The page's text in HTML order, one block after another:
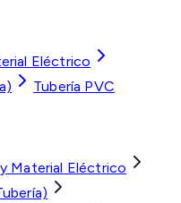
Eléctrico
Tubería PVC
Material Eléctrico